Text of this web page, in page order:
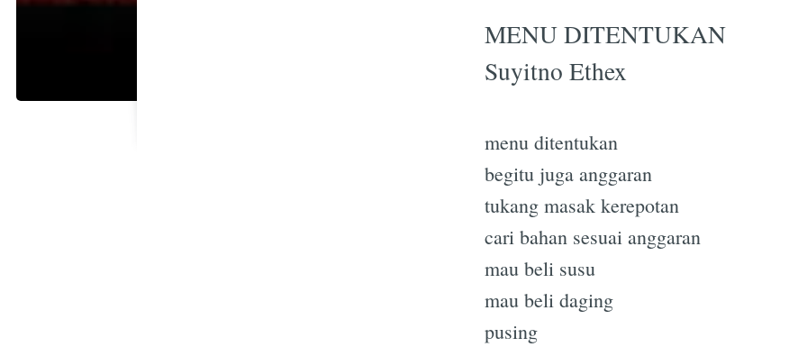
MENU DITENTUKAN
Suyitno Ethex
menu ditentukan
begitu juga anggaran
tukang masak kerepotan
cari bahan sesuai anggaran
mau beli susu
mau beli daging
pusing